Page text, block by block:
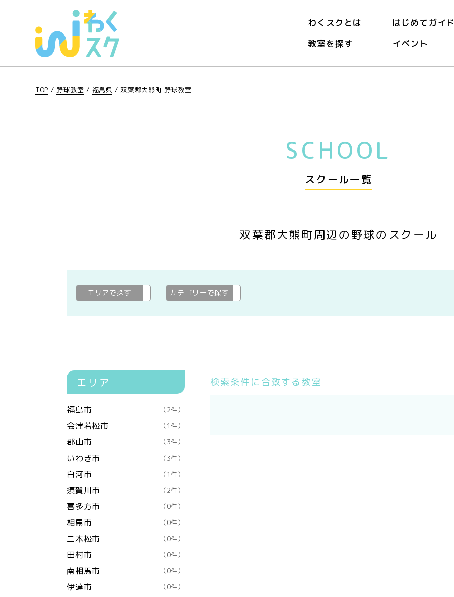
わくスクとは はじめてガイド
教室を探す
イベント
TOP / 野球教室 / 福島県 /双葉郡大熊町 野球教室
SCHOOL
スクール一覧
双葉郡大熊町周辺の野球のスクール
エリアで探す 双葉郡大熊町
カテゴリーで探す
エリア
福島市 （2件）
会津若松市 （1件）
郡山市 （3件）
いわき市 （3件）
白河市 （1件）
須賀川市 （2件）
喜多方市 （0件）
相馬市 （0件）
二本松市 （0件）
田村市 （0件）
南相馬市 （0件）
伊達市 （0件）
検索条件に合致する教室